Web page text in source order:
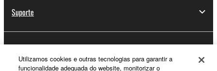
Suporte
Utilizamos cookies e outras tecnologias para garantir a
funcionalidade adequada do website, monitorizar o